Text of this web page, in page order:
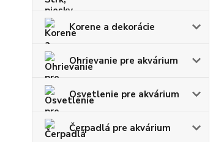
Korene a dekorácie
Ohrievanie pre akvárium
Osvetlenie pre akvárium
Čerpadlá pre akvárium